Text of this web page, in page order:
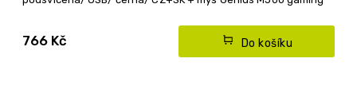
766 Kč Do košíku